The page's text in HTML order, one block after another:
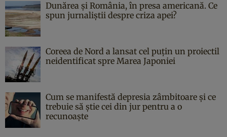
Dunărea și România, în presa americană. Ce
spun jurnaliștii despre criza apei?
Coreea de Nord a lansat cel puțin un proiectil
neidentificat spre Marea Japoniei
Cum se manifestă depresia zâmbitoare și ce
trebuie să știe cei din jur pentru a o
recunoaște